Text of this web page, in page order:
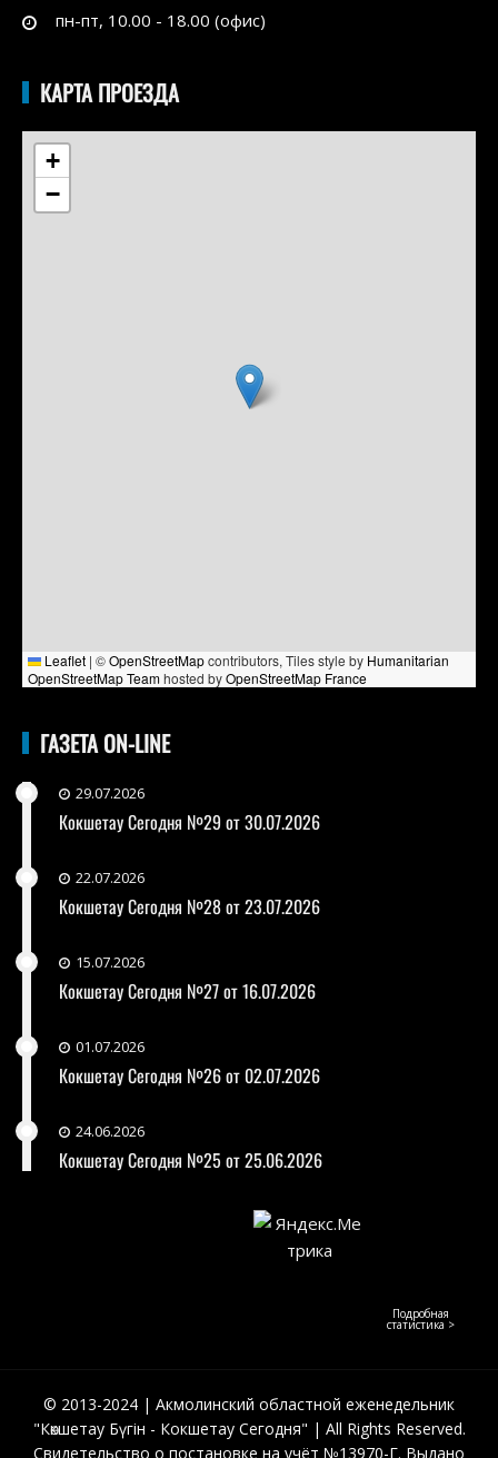
пн-пт, 10.00 - 18.00 (офис)
КАРТА ПРОЕЗДА
+
−
Leaflet | ©OpenStreetMapcontributors, Tiles style by Humanitarian
OpenStreetMap Teamhosted byOpenStreetMap France
ГАЗЕТА ON-LINE
29.07.2026
Кокшетау Сегодня №29 от 30.07.2026
22.07.2026
Кокшетау Сегодня №28 от 23.07.2026
15.07.2026
Кокшетау Сегодня №27 от 16.07.2026
01.07.2026
Кокшетау Сегодня №26 от 02.07.2026
24.06.2026
Кокшетау Сегодня №25 от 25.06.2026
Подробная
статистика >
© 2013-2024 | Акмолинский областной еженедельник
"Көкшетау Бүгін - Кокшетау Сегодня" | All Rights Reserved.
Свидетельство о постановке на учёт №13970-Г. Выдано